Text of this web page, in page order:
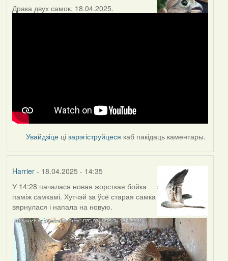
Драка двух самок, 18.04.2025.
Увайдзіце цізарэгіструйцеся каб пакідаць каментары.
Harrier- 18.04.2025 - 14:35
У 14:28 пачалася новая жорсткая бойка
паміж самкамі. Хутчэй за ўсё старая самка
вярнулася і напала на новую.